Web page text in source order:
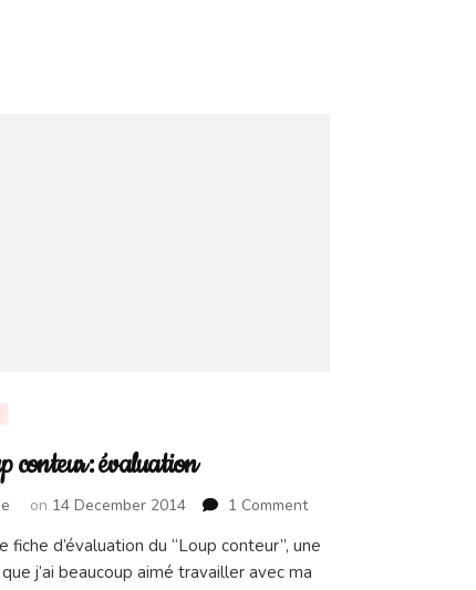
conteur: évaluation
on 14 December 2014 1 Commenton
loup
conteur:
fiche d’évaluation du “Loup conteur”, une
j’ai beaucoup aimé travailler avec ma